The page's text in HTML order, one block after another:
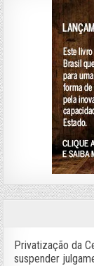
Privatização da
suspender